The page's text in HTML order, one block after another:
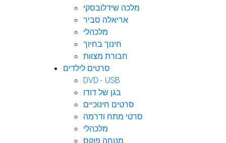
מלכה שידלובסקי
אריאלה סביר
מלכהלי
חינוך בחיוך
חבורת מצוות
סרטים לילדים
DVD - USB
בגן של דודו
סרטים חינוכיים
סרטי מתח ודרמה
מלכהלי
מנוחה פוקס